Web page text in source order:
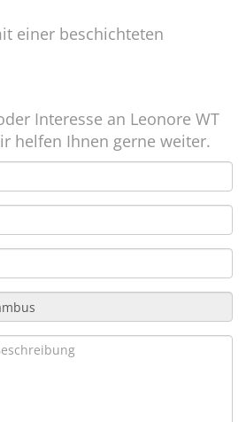
einer beschichteten
Interesse an Leonore WT
helfen Ihnen gerne weiter.